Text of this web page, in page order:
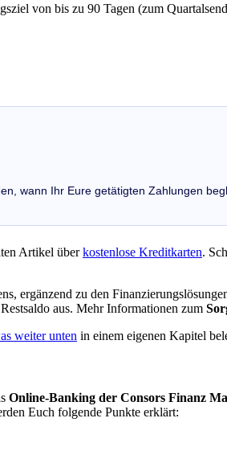
von bis zu 90 Tagen (zum
wann Ihr Eure getätigten Zahlungen
Artikel überkostenlose Kreditkarten.
ergänzend zu den
aus. Mehr Informationen zum
weiter unten in einem eigenen Kapitel
Online-Banking der Consors Finanz
Euch folgende Punkte erklärt: